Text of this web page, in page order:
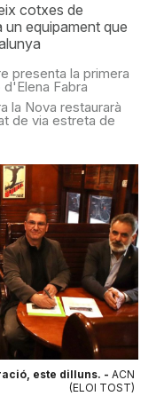
cotxes de
equipament que
presenta la primera
Fabra
la Nova restaurarà
de via estreta de
este dilluns. - ACN
(ELOI TOST)